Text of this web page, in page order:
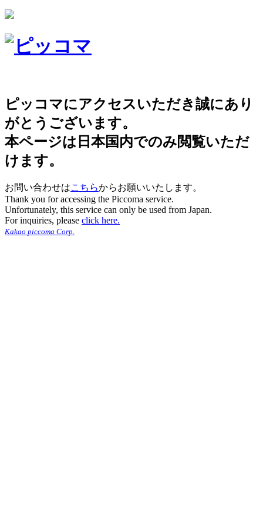
ピッコマにアクセスいただき誠にあり
がとうございます。
本ページは日本国内でのみ閲覧いただ
けます。
お問い合わせはこちらからお願いいたします。
Thank you for accessing the Piccoma service.
Unfortunately, this service can only be used from Japan.
For inquiries, please click here.
Kakao piccoma Corp.